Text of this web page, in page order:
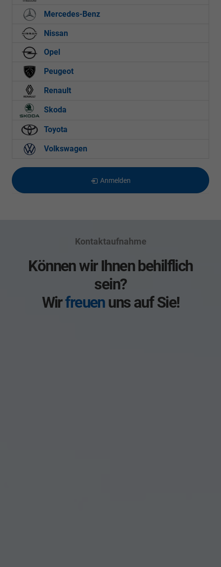
Mercedes-Benz
Nissan
Opel
Peugeot
Renault
Skoda
Toyota
Volkswagen
Anmelden
Kontaktaufnahme
Können wir Ihnen behilflich
sein?
Wirfreuenuns auf Sie!